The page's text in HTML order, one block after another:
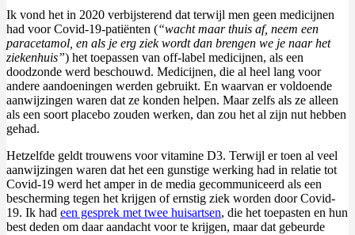
Ik vond het in 2020 verbijsterend dat terwijl men geen medicijnen
had voor Covid-19-patiënten (“wacht maar thuis af, neem een
paracetamol, en als je erg ziek wordt dan brengen we je naar het
ziekenhuis”) het toepassen van off-label medicijnen, als een
doodzonde werd beschouwd. Medicijnen, die al heel lang voor
andere aandoeningen werden gebruikt. En waarvan er voldoende
aanwijzingen waren dat ze konden helpen. Maar zelfs als ze alleen
als een soort placebo zouden werken, dan zou het al zijn nut hebben
gehad.
Hetzelfde geldt trouwens voor vitamine D3. Terwijl er toen al veel
aanwijzingen waren dat het een gunstige werking had in relatie tot
Covid-19 werd het amper in de media gecommuniceerd als een
bescherming tegen het krijgen of ernstig ziek worden door Covid-
19. Ik had een gesprek met twee huisartsen, die het toepasten en hun
best deden om daar aandacht voor te krijgen, maar dat gebeurde